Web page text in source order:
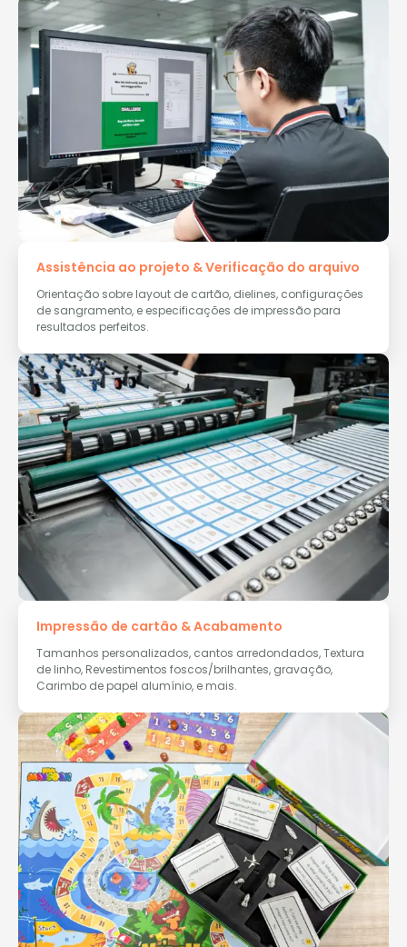
Assistência ao projeto & Verificação do arquivo
Orientação sobre layout de cartão, dielines, configurações
de sangramento, e especificações de impressão para
resultados perfeitos.
Impressão de cartão & Acabamento
Tamanhos personalizados, cantos arredondados, Textura
de linho, Revestimentos foscos/brilhantes, gravação,
Carimbo de papel alumínio, e mais.